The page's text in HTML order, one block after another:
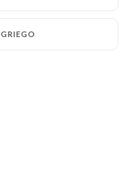
GRIEGO
GRIEGO